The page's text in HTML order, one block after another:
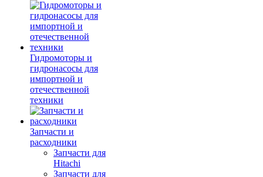
Гидромоторы и
гидронасосы для
импортной и
отечественной
техники
Запчасти и
расходники
Запчасти для
Hitachi
Запчасти для